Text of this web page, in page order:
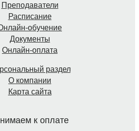
Преподаватели
Расписание
обучение
Документы
Онлайн-оплата
раздел
О компании
Карта сайта
к оплате